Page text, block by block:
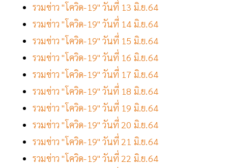
รวมข่าว "โควิด-19" วันที่ 13 มิ.ย.64
รวมข่าว "โควิด-19" วันที่ 14 มิ.ย.64
รวมข่าว "โควิด-19" วันที่ 15 มิ.ย.64
รวมข่าว "โควิด-19" วันที่ 16 มิ.ย.64
รวมข่าว "โควิด-19" วันที่ 17 มิ.ย.64
รวมข่าว "โควิด-19" วันที่ 18 มิ.ย.64
รวมข่าว "โควิด-19" วันที่ 19 มิ.ย.64
รวมข่าว "โควิด-19" วันที่ 20 มิ.ย.64
รวมข่าว "โควิด-19" วันที่ 21 มิ.ย.64
รวมข่าว "โควิด-19" วันที่ 22 มิ.ย.64